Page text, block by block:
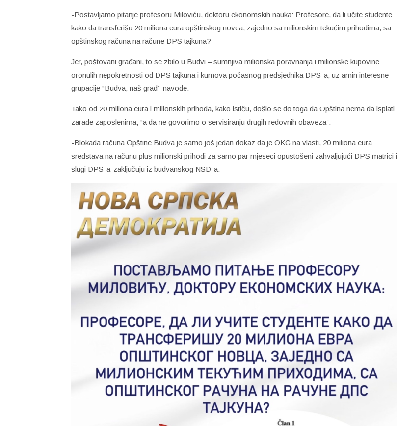
-Postavljamo pitanje profesoru Miloviću, doktoru ekonomskih nauka: Profesore, da li učite studente
kako da transferišu 20 miliona eura opštinskog novca, zajedno sa milionskim tekućim prihodima, sa
opštinskog računa na račune DPS tajkuna?
Jer, poštovani građani, to se zbilo u Budvi – sumnjiva milionska poravnanja i milionske kupovine
oronulih nepokretnosti od DPS tajkuna i kumova počasnog predsjednika DPS-a, uz amin interesne
grupacije “Budva, naš grad”-navode.
Tako od 20 miliona eura i milionskih prihoda, kako ističu, došlo se do toga da Opština nema da isplati
zarade zaposlenima, “a da ne govorimo o servisiranju drugih redovnih obaveza”.
-Blokada računa Opštine Budva je samo još jedan dokaz da je OKG na vlasti, 20 miliona eura
sredstava na računu plus milionski prihodi za samo par mjeseci opustošeni zahvaljujući DPS matrici i
slugi DPS-a-zaključuju iz budvanskog NSD-a.